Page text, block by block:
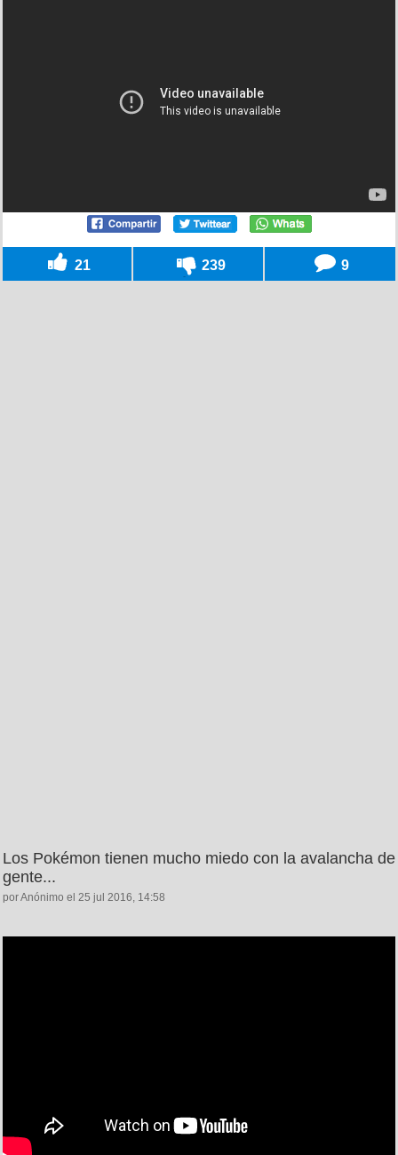
21 239 9
Los Pokémon tienen mucho miedo con la avalancha de
gente...
por Anónimo el 25 jul 2016, 14:58